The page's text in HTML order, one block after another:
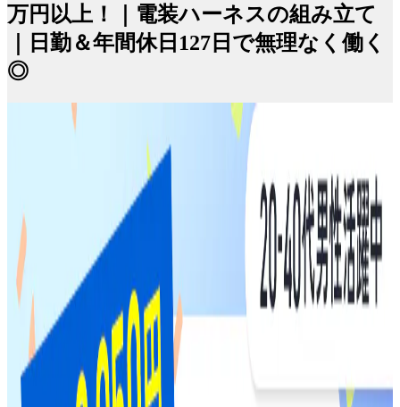
万円以上！｜電装ハーネスの組み立て
｜日勤＆年間休日127日で無理なく働く
◎